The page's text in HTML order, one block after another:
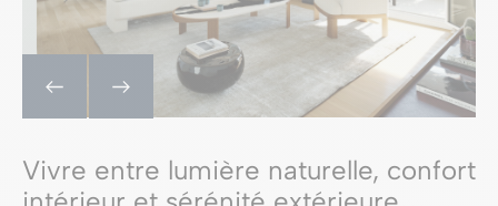
Vivre entre lumière naturelle, confort